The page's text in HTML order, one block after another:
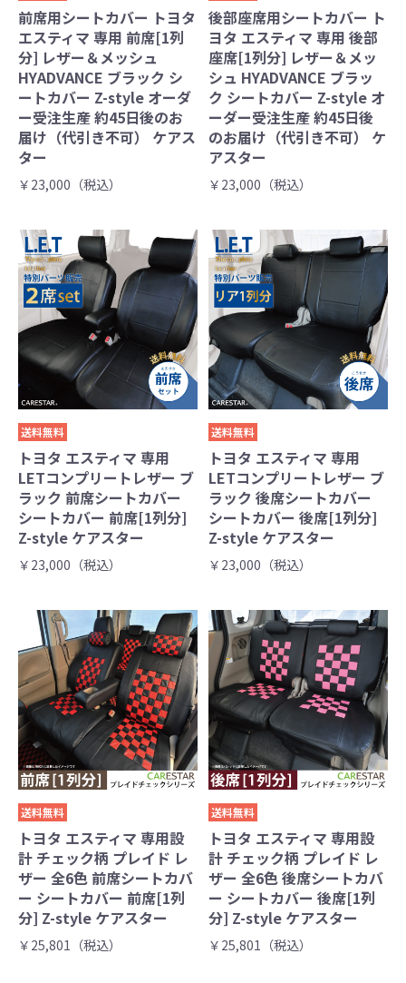
前席用シートカバー トヨタ
エスティマ 専用 前席[1列
分] レザー＆メッシュ
HYADVANCE ブラック シ
ートカバー Z-style オーダ
ー受注生産 約45日後のお
届け（代引き不可） ケアス
ター
￥23,000（税込）
後部座席用シートカバー ト
ヨタ エスティマ 専用 後部
座席[1列分] レザー＆メッ
シュ HYADVANCE ブラッ
ク シートカバー Z-style オ
ーダー受注生産 約45日後
のお届け（代引き不可） ケ
アスター
￥23,000（税込）
送料無料
トヨタ エスティマ 専用
LETコンプリートレザー ブ
ラック 前席シートカバー
シートカバー 前席[1列分]
Z-style ケアスター
￥23,000（税込）
送料無料
トヨタ エスティマ 専用
LETコンプリートレザー ブ
ラック 後席シートカバー
シートカバー 後席[1列分]
Z-style ケアスター
￥23,000（税込）
送料無料
トヨタ エスティマ 専用設
計 チェック柄 プレイド レ
ザー 全6色 前席シートカバ
ー シートカバー 前席[1列
分] Z-style ケアスター
￥25,801（税込）
送料無料
トヨタ エスティマ 専用設
計 チェック柄 プレイド レ
ザー 全6色 後席シートカバ
ー シートカバー 後席[1列
分] Z-style ケアスター
￥25,801（税込）